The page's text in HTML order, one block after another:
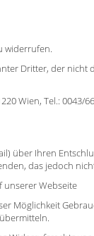
widerrufen.
Dritter, der nicht
Wien, Tel.: 0043/
über Ihren
das jedoch
unserer Webseite
Möglichkeit